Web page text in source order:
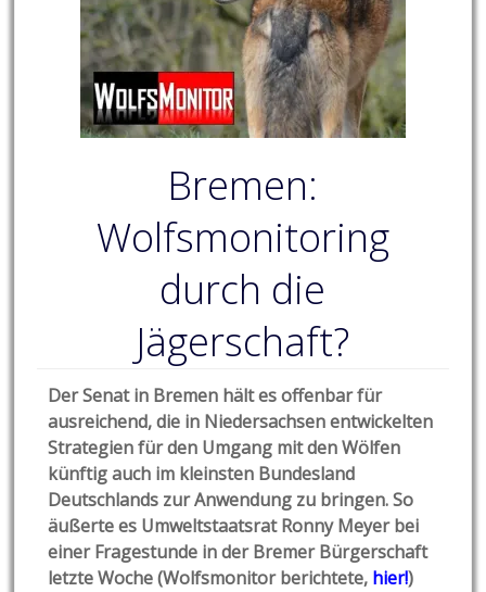
Bremen:
Wolfsmonitoring
durch die
Jägerschaft?
Der Senat in Bremen hält es offenbar für
ausreichend, die in Niedersachsen entwickelten
Strategien für den Umgang mit den Wölfen
künftig auch im kleinsten Bundesland
Deutschlands zur Anwendung zu bringen. So
äußerte es Umweltstaatsrat Ronny Meyer bei
einer Fragestunde in der Bremer Bürgerschaft
letzte Woche (Wolfsmonitor berichtete, hier!)